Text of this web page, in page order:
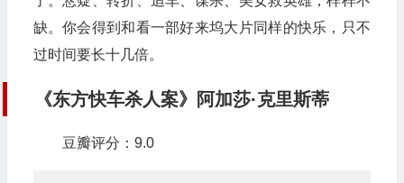
缺。你会得到和看一部好来坞大片同样的快乐，只不
过时间要长十几倍。
《东方快车杀人案》阿加莎·克里斯蒂
豆瓣评分：9.0